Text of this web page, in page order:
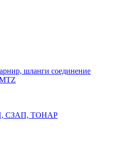
шланги соединение
СЗАП, ТОНАР